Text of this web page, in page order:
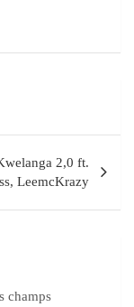
2,0 ft.
LeemcKrazy
champs